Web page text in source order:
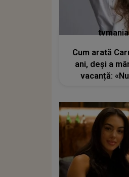
Cum arată
ani, deși a
vacanță: